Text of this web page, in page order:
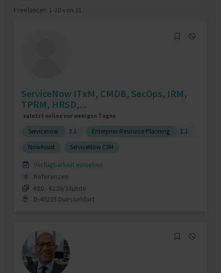
Freelancer: 1-20 von 21
ServiceNow ITxM, CMDB, SecOps, IRM,
TPRM, HRSD,...
zuletzt online vor wenigen Tagen
Servicenow 3 J. Enterprise Resource Planning
1 J.
NowAssist
ServiceNow CSM
Verfügbarkeit einsehen
0
Referenzen
€80 - €120/Stunde
D-40235 Duesseldorf